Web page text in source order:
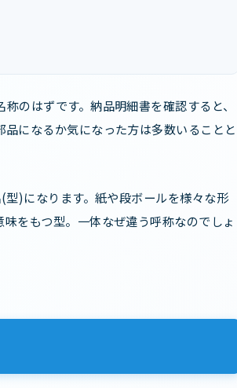
のはずです。納品明細書を確認すると、
になるか気になった方は多数いることと
)になります。紙や段ボールを様々な形
をもつ型。一体なぜ違う呼称なのでしょ